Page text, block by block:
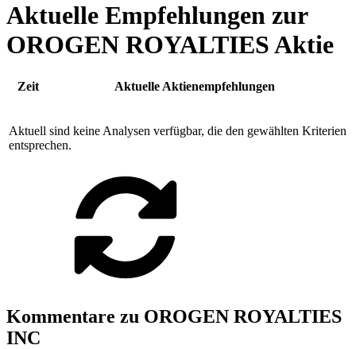
Aktuelle Empfehlungen zur
OROGEN ROYALTIES Aktie
Zeit Aktuelle Aktienempfehlungen
Aktuell sind keine Analysen verfügbar, die den gewählten Kriterien
entsprechen.
Kommentare zu OROGEN ROYALTIES
INC